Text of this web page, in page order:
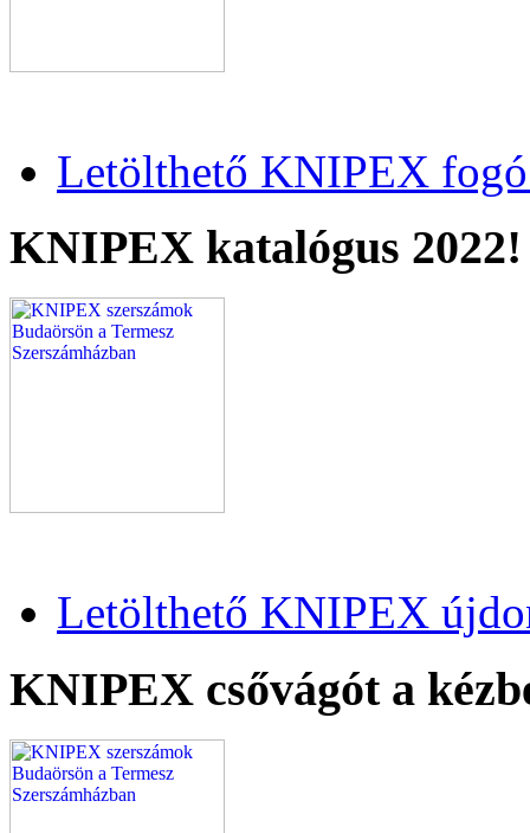
Letölthető KNIPEX fogó
KNIPEX katalógus 2022!
Letölthető KNIPEX
KNIPEX csővágót a